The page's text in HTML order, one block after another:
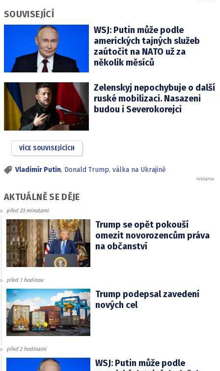
SOUVISEJÍCÍ
WSJ: Putin může podle
amerických tajných služeb
zaútočit na NATO už za
několik měsíců
Zelenskyj nepochybuje o další
ruské mobilizaci. Nasazeni
budou i Severokorejci
VÍCE SOUVISEJÍCÍCH
Vladimír Putin, Donald Trump, válka na Ukrajině
AKTUÁLNĚ SE DĚJE
před 23 minutami
Trump se opět pokouší
omezit novorozencům práva
na občanství
před 1 hodinou
Trump podepsal zavedení
nových cel
před 2 hodinami
WSJ: Putin může podle